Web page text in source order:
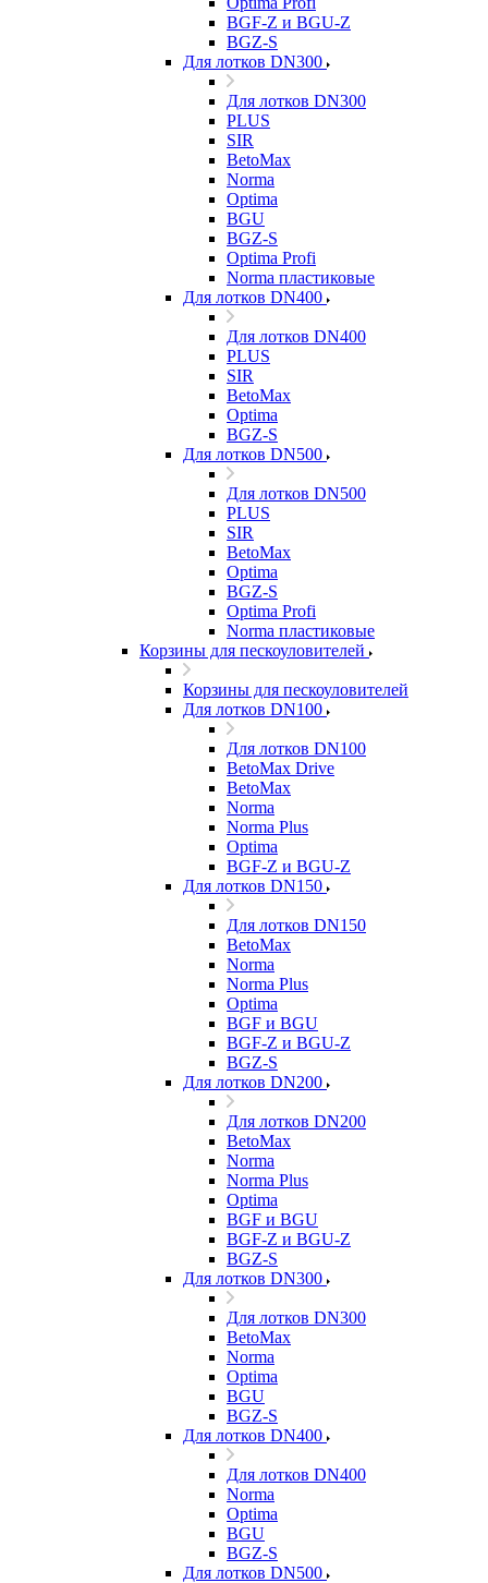
BGF-Z и BGU-Z
BGZ-S
Для лотков DN300
Для лотков DN300
PLUS
SIR
BetoMax
Norma
Optima
BGU
BGZ-S
Optima Profi
Norma пластиковые
Для лотков DN400
Для лотков DN400
PLUS
SIR
BetoMax
Optima
BGZ-S
Для лотков DN500
Для лотков DN500
PLUS
SIR
BetoMax
Optima
BGZ-S
Optima Profi
Norma пластиковые
Корзины для пескоуловителей
Корзины для пескоуловителей
Для лотков DN100
Для лотков DN100
BetoMax Drive
BetoMax
Norma
Norma Plus
Optima
BGF-Z и BGU-Z
Для лотков DN150
Для лотков DN150
BetoMax
Norma
Norma Plus
Optima
BGF и BGU
BGF-Z и BGU-Z
BGZ-S
Для лотков DN200
Для лотков DN200
BetoMax
Norma
Norma Plus
Optima
BGF и BGU
BGF-Z и BGU-Z
BGZ-S
Для лотков DN300
Для лотков DN300
BetoMax
Norma
Optima
BGU
BGZ-S
Для лотков DN400
Для лотков DN400
Norma
Optima
BGU
BGZ-S
Для лотков DN500